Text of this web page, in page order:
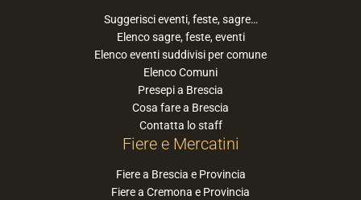
Suggerisci eventi, feste, sagre…
Elenco sagre, feste, eventi
Elenco eventi suddivisi per comune
Elenco Comuni
Presepi a Brescia
Cosa fare a Brescia
Contatta lo staff
Fiere e Mercatini
Fiere a Brescia e Provincia
Fiere a Cremona e Provincia